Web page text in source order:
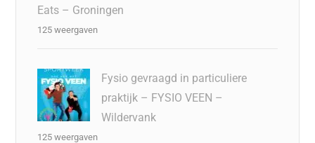
Eats – Groningen
125 weergaven
Fysio gevraagd in particuliere
praktijk – FYSIO VEEN –
Wildervank
125 weergaven